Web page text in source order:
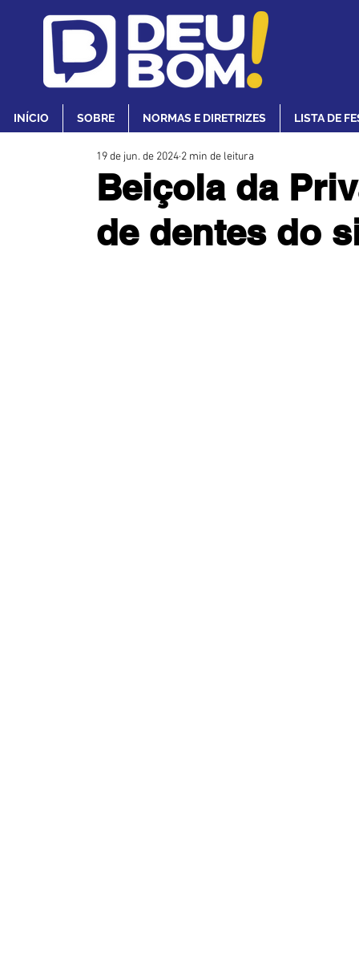
INÍCIO SOBRE NORMAS E DIRETRIZES LISTA DE
Beiçola da
de dentes do
19 de jun. de 2024 2 min de leitura